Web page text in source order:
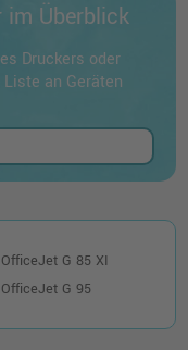
im Überblick
Druckers oder
an Geräten
G 85 XI
G 95